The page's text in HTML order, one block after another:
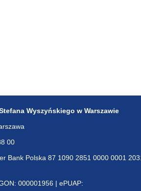
Wyszyńskiego w Warszawie
00
Bank Polska 87 1090 2851 0000 0001
000001956 | ePUAP: